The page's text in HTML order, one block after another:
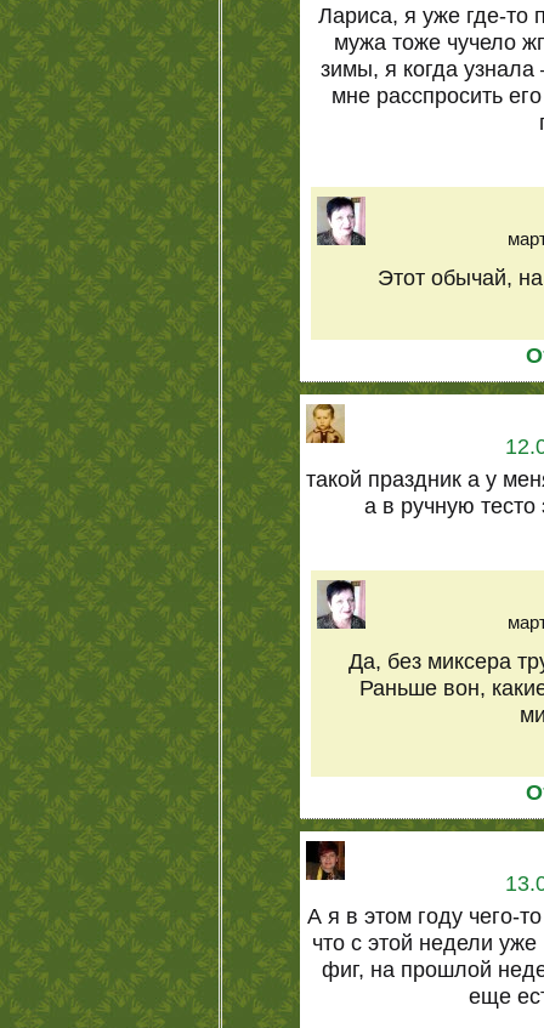
Лариса, я уже где-то
мужа тоже чучело
зимы, я когда
мне расспросить
Этот обычай,
такой праздник а у
а в ручную тесто
Да, без миксера
Раньше вон,
А я в этом году чего-
что с этой недели
фиг, на прошлой
еще